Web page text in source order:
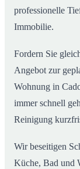
professionelle
Immobilie.
Fordern Sie
Angebot zur
Wohnung in
immer schnell
Reinigung
Wir beseitigen
Küche, Bad und